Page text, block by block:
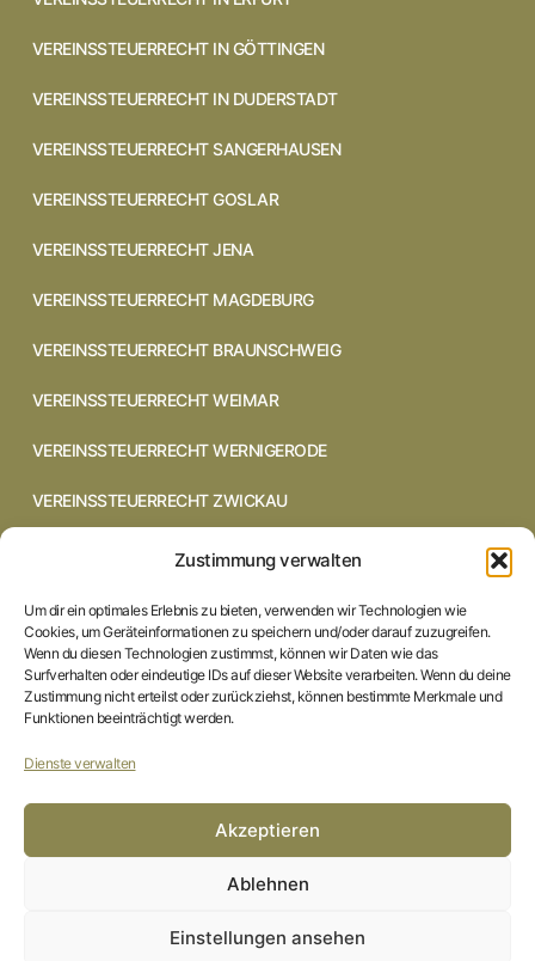
Zustimmung verwalten
Um dir ein optimales Erlebnis zu bieten, verwenden wir Technologien wie
Cookies, um Geräteinformationen zu speichern und/oder darauf zuzugreifen.
Wenn du diesen Technologien zustimmst, können wir Daten wie das
Surfverhalten oder eindeutige IDs auf dieser Website verarbeiten. Wenn du deine
Zustimmung nicht erteilst oder zurückziehst, können bestimmte Merkmale und
Funktionen beeinträchtigt werden.
Dienste verwalten
Akzeptieren
Ablehnen
Einstellungen ansehen
VEREINSSTEUERRECHT IN GÖTTINGEN
VEREINSSTEUERRECHT IN DUDERSTADT
VEREINSSTEUERRECHT SANGERHAUSEN
VEREINSSTEUERRECHT GOSLAR
VEREINSSTEUERRECHT JENA
VEREINSSTEUERRECHT MAGDEBURG
VEREINSSTEUERRECHT BRAUNSCHWEIG
VEREINSSTEUERRECHT WEIMAR
VEREINSSTEUERRECHT WERNIGERODE
VEREINSSTEUERRECHT ZWICKAU
VEREINSSTEUERRECHT CHEMNITZ
VEREINSSTEUERRECHT DRESDEN
VEREINSSTEUERRECHT COTTBUS
VEREINSSTEUERRECHT IN BRAUNSCHWEIG
STARTSEITE
COOKIE-RICHTLINIE (EU)